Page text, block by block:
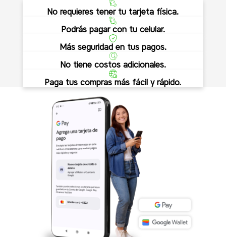
No requieres tener tu tarjeta física.
Podrás pagar con tu celular.
Más seguridad en tus pagos.
No tiene costos adicionales.
Paga tus compras más fácil y rápido.